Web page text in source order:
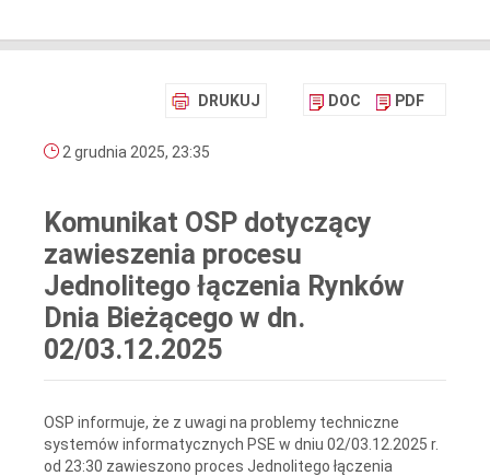
DRUKUJ DOC PDF
2 grudnia 2025, 23:35
Komunikat OSP dotyczący
zawieszenia procesu
Jednolitego łączenia Rynków
Dnia Bieżącego w dn.
02/03.12.2025
OSP informuje, że z uwagi na problemy techniczne
systemów informatycznych PSE w dniu 02/03.12.2025 r.
od 23:30 zawieszono proces Jednolitego łączenia